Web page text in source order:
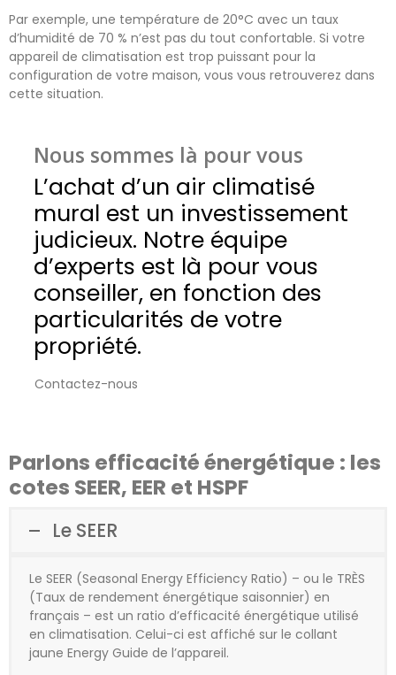
Par exemple, une température de 20°C avec un taux
d’humidité de 70 % n’est pas du tout confortable. Si votre
appareil de climatisation est trop puissant pour la
configuration de votre maison, vous vous retrouverez dans
cette situation.
Nous sommes là pour vous
L’achat d’un air climatisé
mural est un investissement
judicieux. Notre équipe
d’experts est là pour vous
conseiller, en fonction des
particularités de votre
propriété.
Contactez-nous
Parlons efficacité énergétique : les
cotes SEER, EER et HSPF
Le SEER
Le SEER (Seasonal Energy Efficiency Ratio) – ou le TRÈS
(Taux de rendement énergétique saisonnier) en
français – est un ratio d’efficacité énergétique utilisé
en climatisation. Celui-ci est affiché sur le collant
jaune Energy Guide de l’appareil.